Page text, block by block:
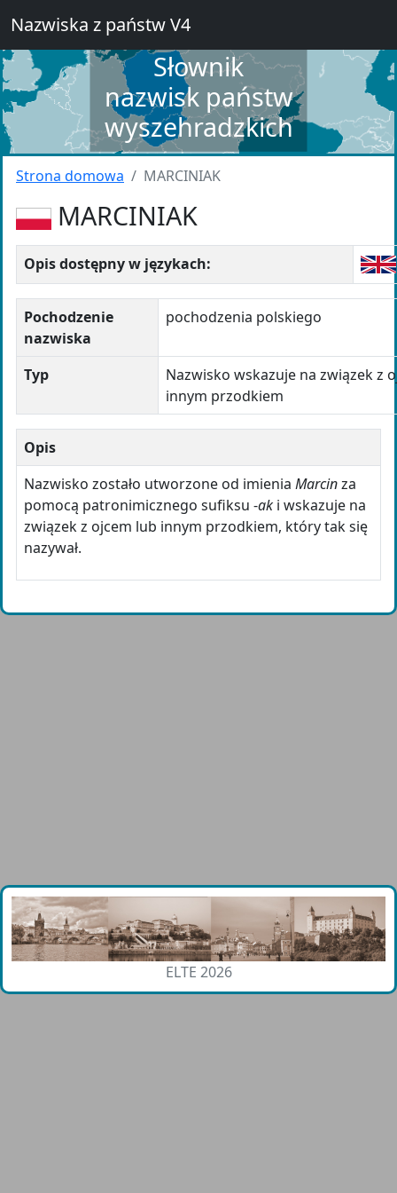
Nazwiska z państw V4
Słownik
nazwisk państw
wyszehradzkich
Strona domowa MARCINIAK
MARCINIAK
Opis dostępny w językach:
Pochodzenie
nazwiska
pochodzenia polskiego
Typ
Nazwisko wskazuje na związek z
innym przodkiem
Opis
Nazwisko zostało utworzone od imienia Marcinza
pomocą patronimicznego sufiksu -ak i wskazuje na
związek z ojcem lub innym przodkiem, który tak się
nazywał.
ELTE 2026